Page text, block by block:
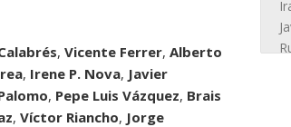
, Vicente Ferrer, Alberto
, Irene P. Nova, Javier
, Pepe Luis Vázquez, Brais
, Víctor Riancho, Jorge